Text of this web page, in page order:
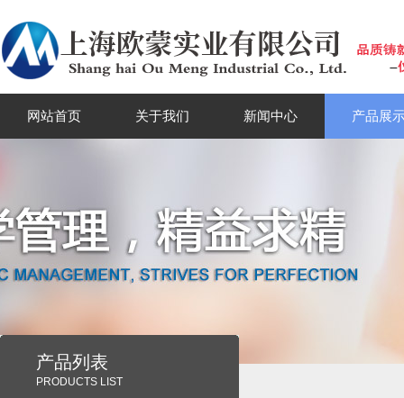
网站首页 关于我们 新闻中心 产品展
产品列表
PRODUCTS LIST